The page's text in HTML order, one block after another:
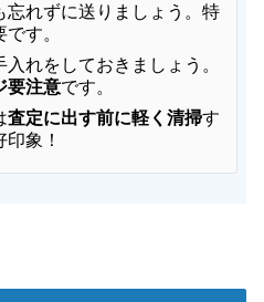
忘れずに送りましょう。特
す。
れをしておきましょう。
要注意です。
査定に出す前に軽く清掃す
象！